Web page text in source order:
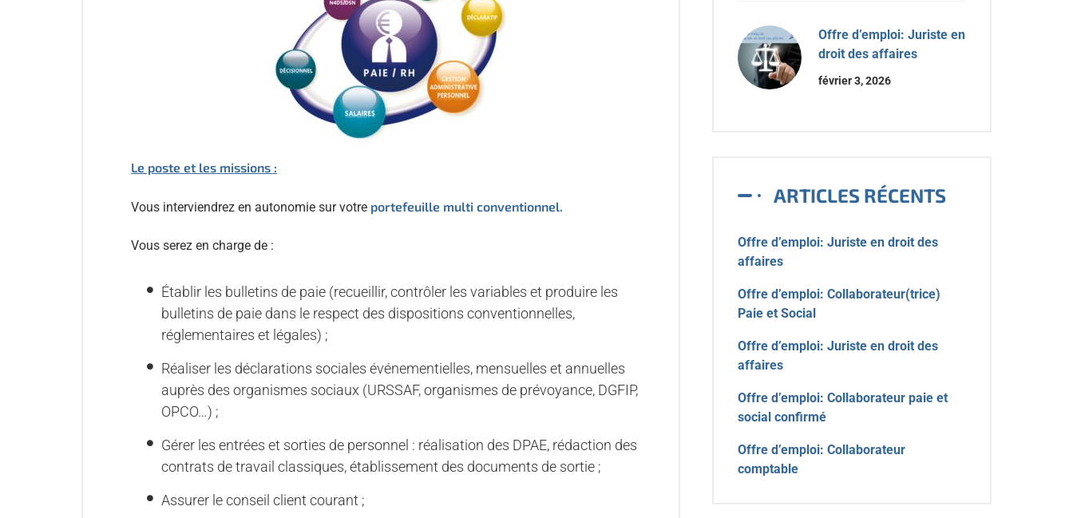
Le poste et les missions :
Vous interviendrez en autonomie sur votre portefeuille multi conventionnel.
Vous serez en charge de :
Établir les bulletins de paie (recueillir, contrôler les variables et produire les
bulletins de paie dans le respect des dispositions conventionnelles,
réglementaires et légales) ;
Réaliser les déclarations sociales événementielles, mensuelles et annuelles
auprès des organismes sociaux (URSSAF, organismes de prévoyance, DGFIP,
OPCO…) ;
Gérer les entrées et sorties de personnel : réalisation des DPAE, rédaction des
contrats de travail classiques, établissement des documents de sortie ;
Assurer le conseil client courant ;
Offre d’emploi: Juriste en
droit des affaires
février 3, 2026
ARTICLES RÉCENTS
Offre d’emploi: Juriste en droit des
affaires
Offre d’emploi: Collaborateur(trice)
Paie et Social
Offre d’emploi: Juriste en droit des
affaires
Offre d’emploi: Collaborateur paie et
social confirmé
Offre d’emploi: Collaborateur
comptable